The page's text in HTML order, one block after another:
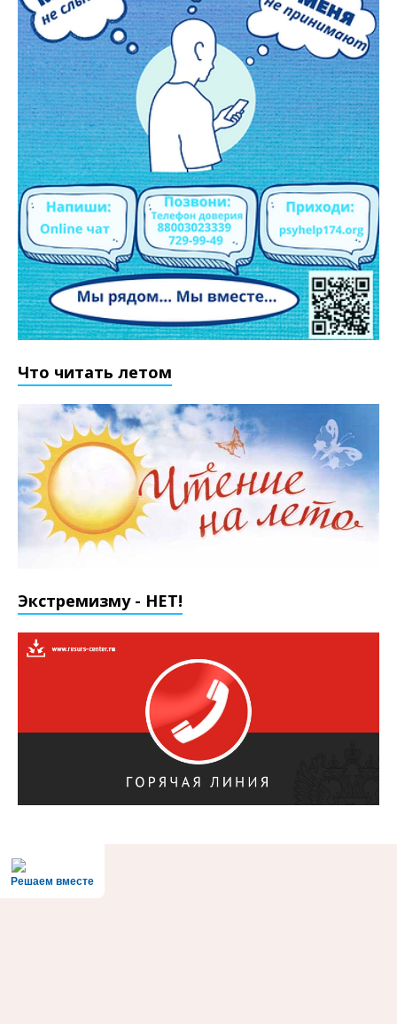
Что читать летом
Экстремизму - НЕТ!
Решаем вместе